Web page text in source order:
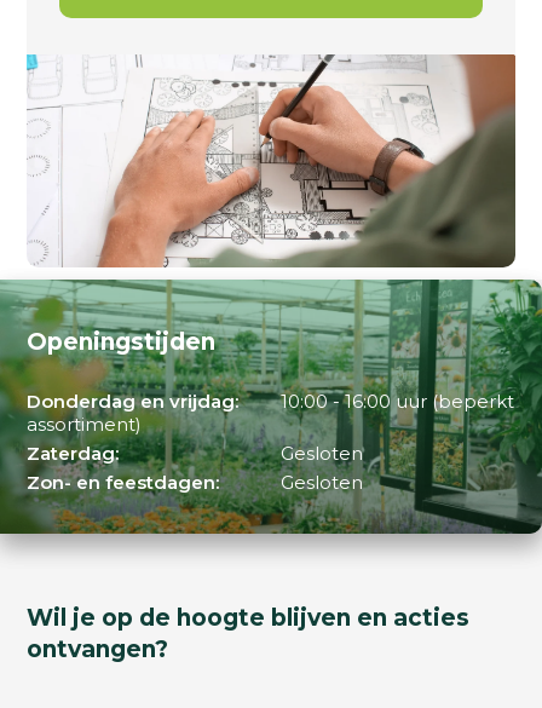
Openingstijden
Donderdag en vrijdag:
10:00 - 16:00 uur (beperkt
assortiment)
Zaterdag:
Gesloten
Zon- en feestdagen:
Gesloten
Wil je op de hoogte blijven en acties
ontvangen?